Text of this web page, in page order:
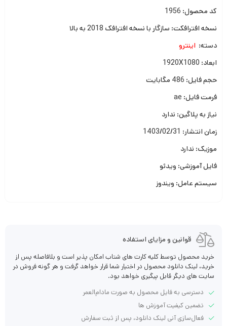
کد محصول: 1956
نسخه افترافکت: سازگار با نسخه افترافک 2018 به بالا
دسته: اینترو
ابعاد: 1920X1080
حجم فایل: 486 مگابایت
فرمت فایل: ae
نیاز به پلاگین: ندارد
زمان انتشار: 1403/02/31
موزیک: ندارد
فایل آموزشی: ویدئو
سیستم عامل: ویندوز
قوانین و مزایای استفاده
خرید محصول توسط کلیه کارت های شتاب امکان پذیر است و بلافاصله پس از
خرید، لینک دانلود محصول در اختیار شما قرار خواهد گرفت و هر گونه فروش در
سایت های دیگر قابل پیگیری خواهد بود.
دسترسی به فایل محصول به صورت مادام‌العمر
تضمین کیفیت آموزش ها
فعال‌سازی آنی لینک دانلود، پس از ثبت سفارش